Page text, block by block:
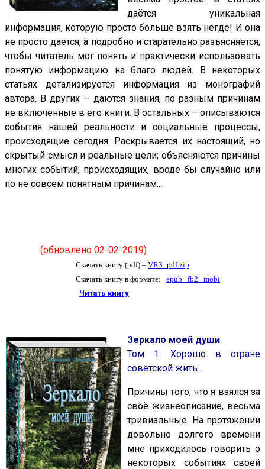
даётся уникальная
информация, которую просто больше взять негде! И она
не просто даётся, а подробно и старательно разъясняется,
чтобы читатель мог понять и практически использовать
понятую информацию на благо людей. В некоторых
статьях детализируется информация из монографий
автора. В других – даются знания, по разным причинам
не включённые в его книги. В остальных – описываются
события нашей реальности и социальные процессы,
происходящие сегодня. Раскрывается их настоящий, но
скрытый смысл и реальные цели; объясняются причины
многих событий, происходящих, вроде бы случайно или
по не совсем понятным причинам...
(обновлено 02-02-2019)
Скачать книгу (pdf) – VR3_pdf.zip
Скачать книгу в формате: epub fb2
mobi
Читать книгу
Зеркало моей души
Том 1. Хорошо в стране
советской жить...
Причины того, что я взялся за
своё жизнеописание, весьма
тривиальные. На протяжении
довольно долгого времени
мне приходилось говорить о
некоторых событиях своей